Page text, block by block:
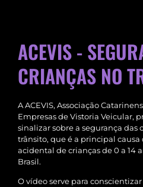
ACEVIS -
CRIANÇAS NO
A ACEVIS, Associação
Empresas de Vistoria Veicular,
sinalizar sobre a segurança das
trânsito, que é a principal causa
acidental de crianças de 0 a 14
Brasil.
O vídeo serve para